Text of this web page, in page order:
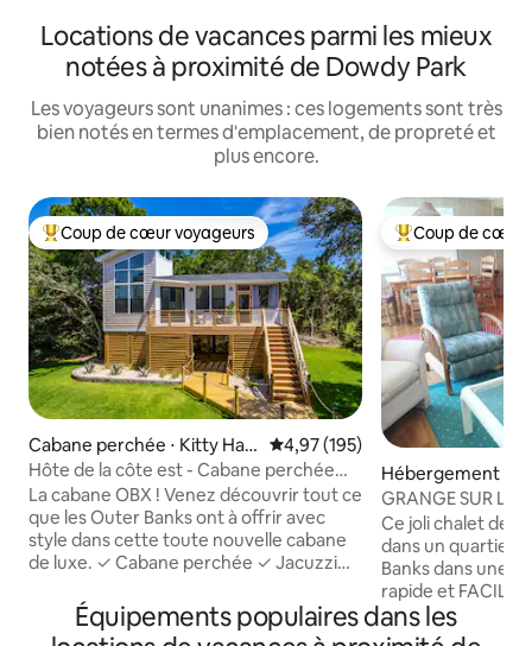
Locations de vacances parmi les mieux
notées à proximité de Dowdy Park
Les voyageurs sont unanimes : ces logements sont très
bien notés en termes d'emplacement, de propreté et
plus encore.
Coups de cœur voyageurs les plus appréciés
Coup de cœur voyageurs
Cabane perchée ⋅ Kitty Haw
k
Évaluation moyenne sur la
4,97 (195)
Hôte de la côte est - Cabane perchée
OBX
La cabane OBX ! Venez découvrir tout ce
que les Outer Banks ont à offrir avec
style dans cette toute nouvelle cabane
de luxe. ✓ Cabane perchée ✓ Jacuzzi
baignoires extérieures sur pieds Douche
✓ extérieure avec deux pommes de
Coups de cœur
Coup de cœur
Hébergement ⋅
GRANGE SUR LA
privilèges YMCA !
Ce joli chalet de
dans un quartier
Banks dans une
rapide et FACILE
sur une rue non
pour les cafés,
Équipements populaires dans les